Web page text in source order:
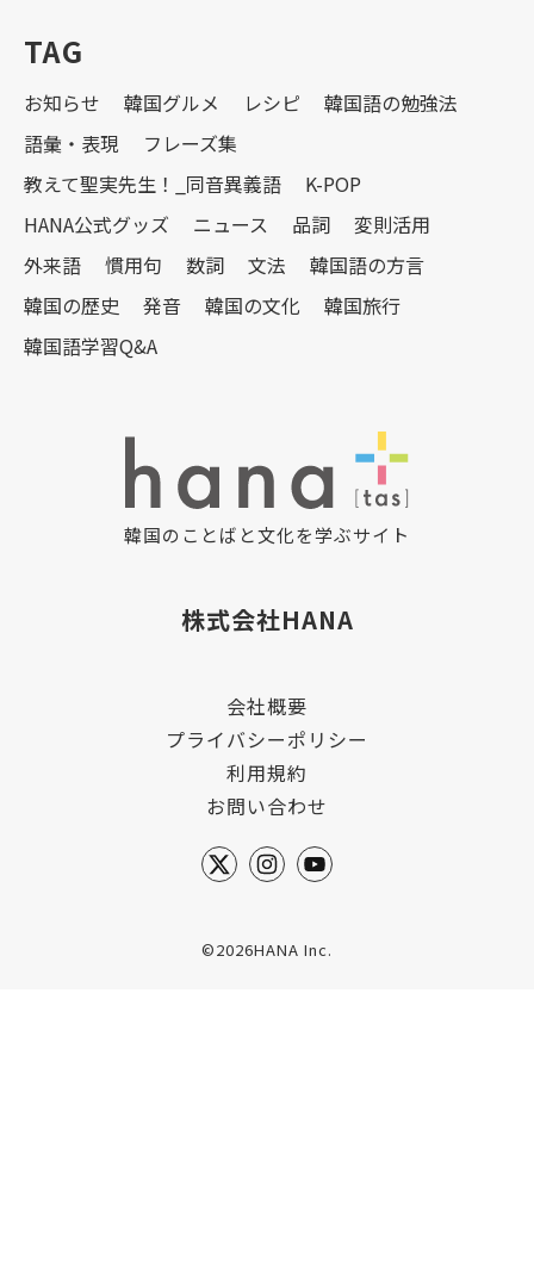
TAG
お知らせ 韓国グルメ レシピ
韓国語の勉強法
語彙・表現
フレーズ集
教えて聖実先生！_同音異義語
K-POP
HANA公式グッズ
ニュース 品詞
変則活用
外来語
慣用句 数詞 文法
韓国語の方言
韓国の歴史
発音 韓国の文化
韓国旅行
韓国語学習Q&A
韓国のことばと文化を学ぶサイト
株式会社HANA
会社概要
プライバシーポリシー
利用規約
お問い合わせ
©2026HANA Inc.